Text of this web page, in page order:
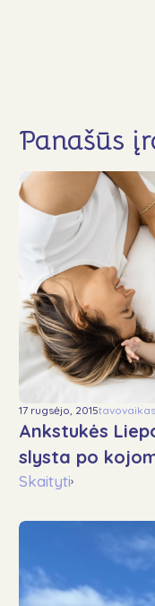
Panašūs
17 rugsėjo, 2015
Ankstukės
slysta po
Skaityti›